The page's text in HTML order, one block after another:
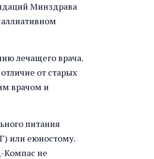
Минздрава
лечащего врача.
от старых
врачом и
питания
или еюностому.
Компас не